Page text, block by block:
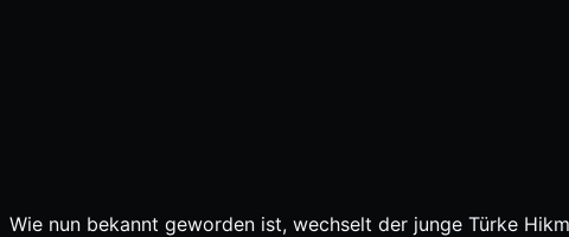
Wie nun bekannt geworden ist, wechselt der junge Türke